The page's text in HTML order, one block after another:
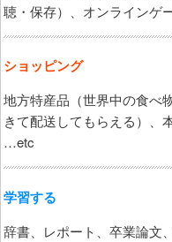
聴・保存）、オンラインゲ
ショッピング
地方特産品（世界中の食べ
きて配送してもらえる）、
…etc
学習する
辞書、レポート、卒業論文